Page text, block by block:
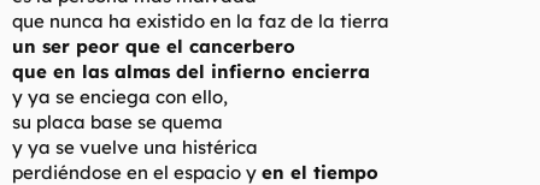
que nunca ha existido en la faz de la tierra
un ser peor que el cancerbero
que en las almas del infierno encierra
y ya se enciega con ello,
su placa base se quema
y ya se vuelve una histérica
perdiéndose en el espacio y en el tiempo